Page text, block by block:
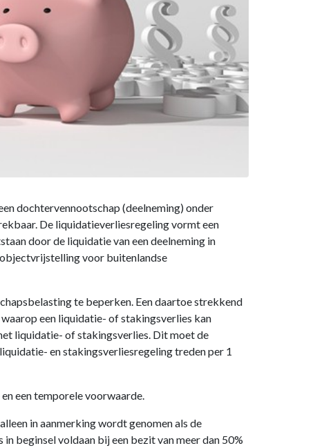
dochtervennootschap (deelneming) onder
De liquidatieverliesregeling vormt een
door de liquidatie van een deelneming in
voor buitenlandse
te beperken. Een daartoe strekkend
een liquidatie- of stakingsverlies kan
liquidatie- of stakingsverlies. Dit moet de
en stakingsverliesregeling treden per 1
een temporele voorwaarde.
in aanmerking wordt genomen als de
beginsel voldaan bij een bezit van meer dan 50%